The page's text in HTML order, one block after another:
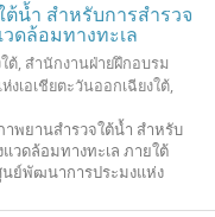
น้ำ สำหรับการสำรวจ
ดล้อมทางทะเล
ต้, สำนักงานฝ่ายฝึกอบรม
เอเชียตะวันออกเฉียงใต้,
าพยานสำรวจใต้น้ำ สำหรับ
วดล้อมทางทะเล ภายใต้
ย์พัฒนาการประมงแห่ง